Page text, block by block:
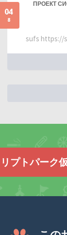
04
8
ПРОЕКТ
sufs https://
プトパーク